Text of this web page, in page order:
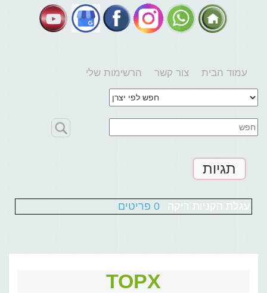
הרשימות שלי עמוד הבית צור קשר
תגיות
עגלת הקניות ריקה 0 פריטים
TOPX